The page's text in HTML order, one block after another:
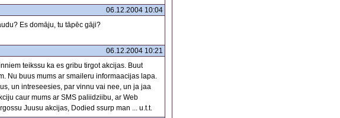
06.12.2004 10:04
Es domāju, tu tāpēc gāji?
06.12.2004 10:21
teikssu ka es gribu tirgot akcijas. Buut
Nu buus mums ar smaileru informaacijas lapa.
un intreseesies, par vinnu vai nee, un ja jaa
caur mums ar SMS paliidziibu, ar Web
Juusu akcijas, Dodied ssurp man ... u.t.t.